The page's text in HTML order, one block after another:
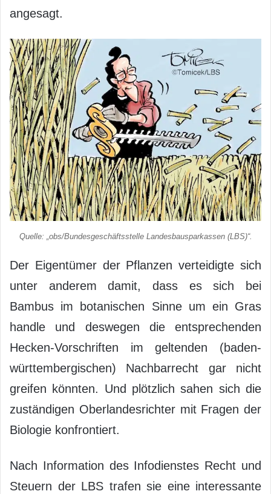
angesagt.
Quelle: „obs/Bundesgeschäftsstelle Landesbausparkassen (LBS)“.
Der Eigentümer der Pflanzen verteidigte sich
unter anderem damit, dass es sich bei
Bambus im botanischen Sinne um ein Gras
handle und deswegen die entsprechenden
Hecken-Vorschriften im geltenden (baden-
württembergischen) Nachbarrecht gar nicht
greifen könnten. Und plötzlich sahen sich die
zuständigen Oberlandesrichter mit Fragen der
Biologie konfrontiert.
Nach Information des Infodienstes Recht und
Steuern der LBS trafen sie eine interessante